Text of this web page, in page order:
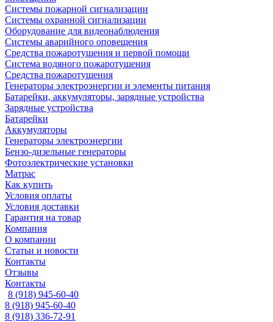
Системы пожарной сигнализации
Системы охранной сигнализации
Оборудование для видеонаблюдения
Системы аварийного оповещения
Средства пожаротушения и первой помощи
Система водяного пожаротушения
Средства пожаротушения
Генераторы электроэнергии и элементы питания
Батарейки, аккумуляторы, зарядные устройства
Зарядные устройства
Батарейки
Аккумуляторы
Генераторы электроэнергии
Бензо-дизельные генераторы
Фотоэлектрические установки
Матрас
Как купить
Условия оплаты
Условия доставки
Гарантия на товар
Компания
О компании
Статьи и новости
Контакты
Отзывы
Контакты
8 (918) 945-60-40
8 (918) 945-60-40
8 (918) 336-72-91